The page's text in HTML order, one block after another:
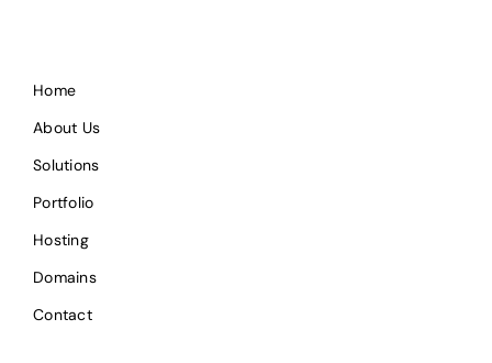
Home
About Us
Solutions
Portfolio
Hosting
Domains
Contact